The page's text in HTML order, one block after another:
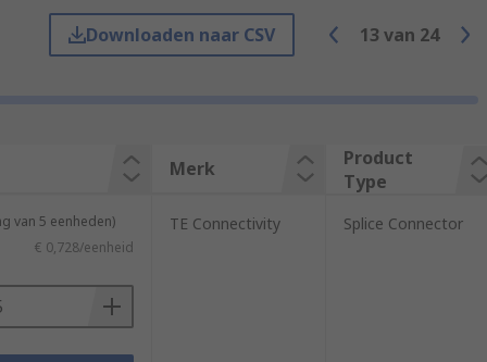
Downloaden naar CSV 13 van 24
Merk
Product
Type
van 5 eenheden)
€ 0,728/eenheid
TE Connectivity Splice Connector